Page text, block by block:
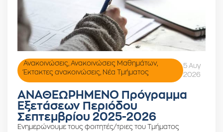
Ανακοινώσεις Ανακοινώσεις Μαθημάτων,
Έκτακτες ανακοινώσεις
Νέα Τμήματος
5 Αυγ
2026
ΑΝΑΘΕΩΡΗΜΕΝΟ Πρόγραμμα
Εξετάσεων Περιόδου
Σεπτεμβρίου 2025-2026
Ενημερώνουμε τους φοιτητές/τριες του Τμήματος